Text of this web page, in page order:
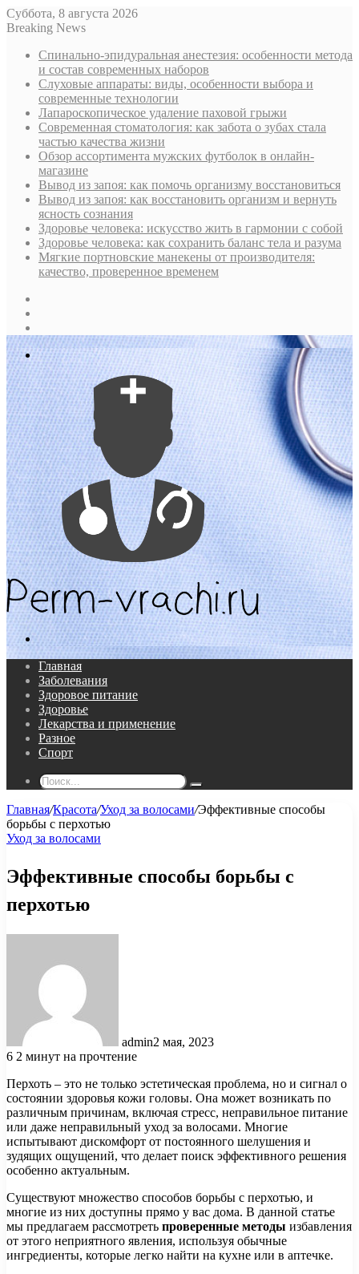
Суббота, 8 августа 2026
Breaking News
Спинально-эпидуральная анестезия: особенности метода
и состав современных наборов
Слуховые аппараты: виды, особенности выбора и
современные технологии
Лапароскопическое удаление паховой грыжи
Современная стоматология: как забота о зубах стала
частью качества жизни
Обзор ассортимента мужских футболок в онлайн-
магазине
Вывод из запоя: как помочь организму восстановиться
Вывод из запоя: как восстановить организм и вернуть
ясность сознания
Здоровье человека: искусство жить в гармонии с собой
Здоровье человека: как сохранить баланс тела и разума
Мягкие портновские манекены от производителя:
качество, проверенное временем
In
Меню
Поиск...
Главная
Заболевания
Здоровое питание
Здоровье
Лекарства и применение
Разное
Спорт
Поиск...
Главная/Красота/Уход за волосами/Эффективные способы
борьбы с перхотью
Уход за волосами
Эффективные способы борьбы с
перхотью
admin2 мая, 2023
6 2 минут на прочтение
Перхоть – это не только эстетическая проблема, но и сигнал о
состоянии здоровья кожи головы. Она может возникать по
различным причинам, включая стресс, неправильное питание
или даже неправильный уход за волосами. Многие
испытывают дискомфорт от постоянного шелушения и
зудящих ощущений, что делает поиск эффективного решения
особенно актуальным.
Существуют множество способов борьбы с перхотью, и
многие из них доступны прямо у вас дома. В данной статье
мы предлагаем рассмотреть проверенные методы избавления
от этого неприятного явления, используя обычные
ингредиенты, которые легко найти на кухне или в аптечке.